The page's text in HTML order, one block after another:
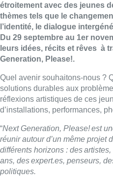
étroitement avec des jeunes
thèmes tels que le
l’identité, le dialogue
Du 29 septembre au 1er
leurs idées, récits et rêves à
Generation, Please!.
Quel avenir souhaitons-nous ?
solutions durables aux
réflexions artistiques de ces
d’installations, performances,
“Next Generation, Please! est
réunir autour d’un même projet
différents horizons : des
ans, des expert.es, penseurs,
politiques.